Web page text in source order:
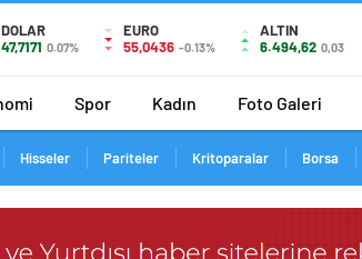
DOLAR
47,7171 0.07%
EURO
55,0436 -0.13%
ALTIN
6.494,62 0,03
Spor Kadın Foto Galeri
Hisseler Pariteler Kritoparalar Borsa